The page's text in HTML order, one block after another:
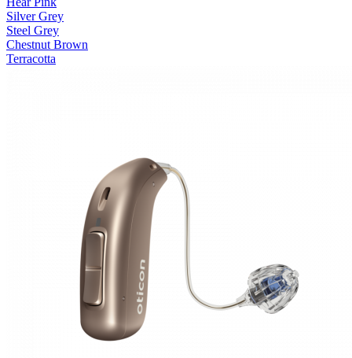
Silver Grey
Steel Grey
Chestnut Brown
Terracotta